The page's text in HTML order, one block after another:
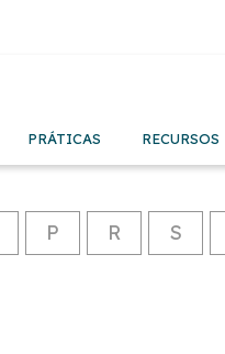
PRÁTICAS RECURSOS
P R S